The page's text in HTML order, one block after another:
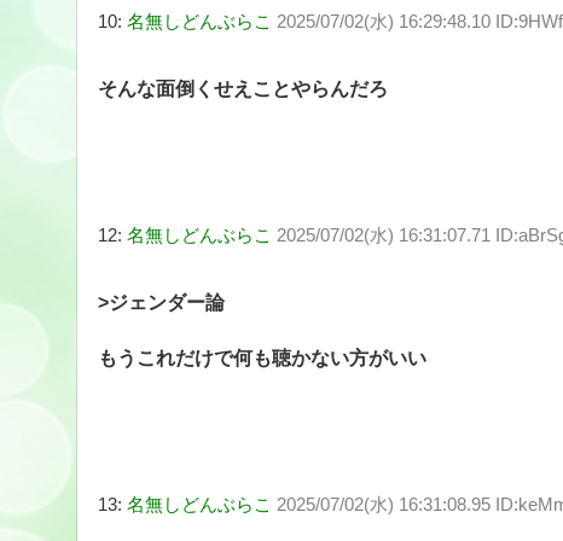
10: 名無しどんぶらこ 2025/07/02(水) 16:29:48.10
そんな面倒くせえことやらんだろ
12: 名無しどんぶらこ 2025/07/02(水) 16:31:07.71
>ジェンダー論
もうこれだけで何も聴かない方がいい
13: 名無しどんぶらこ 2025/07/02(水) 16:31:08.95